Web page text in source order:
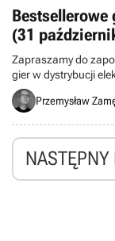
(31
Zapraszamy do
gier w dystrybucji
Steam. Wyniki
Przemysław
NASTĘPNY